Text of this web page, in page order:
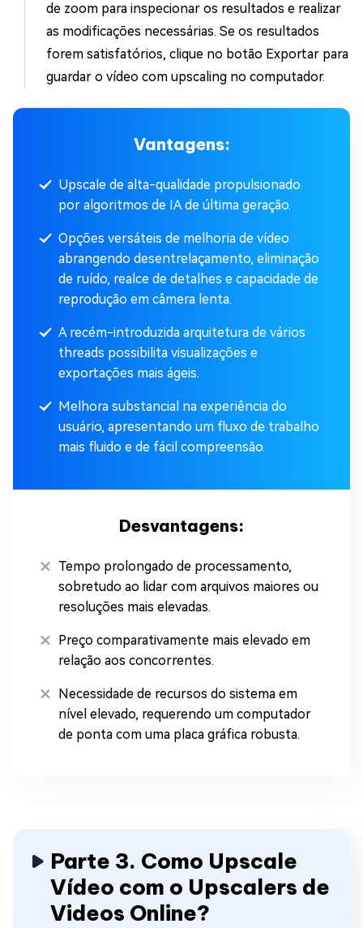
de zoom para inspecionar os resultados e realizar
as modificações necessárias. Se os resultados
forem satisfatórios, clique no botão Exportar para
guardar o vídeo com upscaling no computador.
Vantagens:
Upscale de alta-qualidade propulsionado
por algoritmos de IA de última geração.
Opções versáteis de melhoria de vídeo
abrangendo desentrelaçamento, eliminação
de ruído, realce de detalhes e capacidade de
reprodução em câmera lenta.
A recém-introduzida arquitetura de vários
threads possibilita visualizações e
exportações mais ágeis.
Melhora substancial na experiência do
usuário, apresentando um fluxo de trabalho
mais fluido e de fácil compreensão.
Desvantagens:
Tempo prolongado de processamento,
sobretudo ao lidar com arquivos maiores ou
resoluções mais elevadas.
Preço comparativamente mais elevado em
relação aos concorrentes.
Necessidade de recursos do sistema em
nível elevado, requerendo um computador
de ponta com uma placa gráfica robusta.
Parte 3. Como Upscale
Vídeo com o Upscalers de
Videos Online?